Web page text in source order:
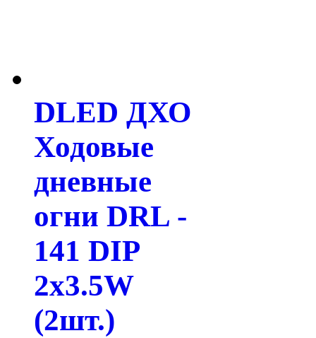
DLED ДХО
Ходовые
дневные
огни DRL -
141 DIP
2x3.5W
(2шт.)